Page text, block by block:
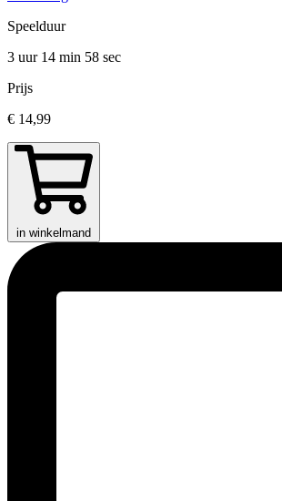
Speelduur
3 uur 14 min 58 sec
Prijs
€ 14,99
in winkelmand